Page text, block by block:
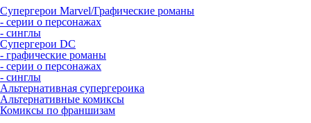
Супергерои Marvel/Графические романы
- серии о персонажах
- синглы
Супергерои DC
- графические романы
- серии о персонажах
- синглы
Альтернативная супергероика
Альтернативные комиксы
Комиксы по франшизам